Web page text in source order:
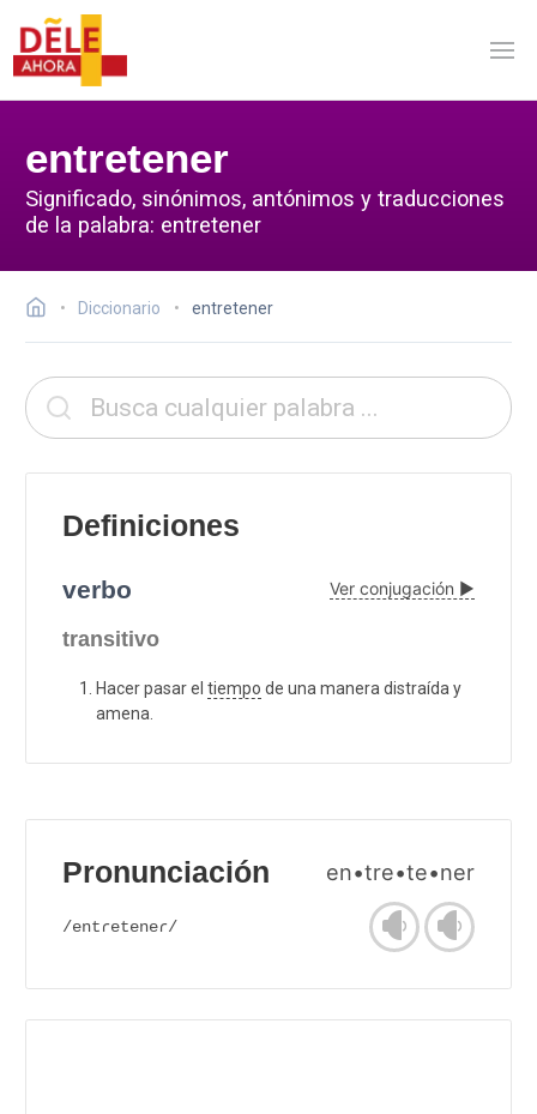
entretener
Significado, sinónimos, antónimos y traducciones
de la palabra: entretener
Diccionario entretener
Definiciones
verbo Ver conjugación ▶
transitivo
Hacer pasar el tiempo de una manera distraída y
amena.
Pronunciación en•tre•te•ner
/entɾeteneɾ/